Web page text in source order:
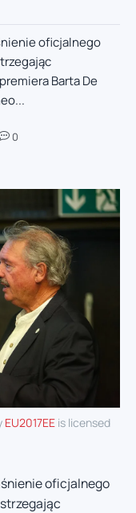
oficjalnego
Barta De
0
EU2017EEis licensed
oficjalnego